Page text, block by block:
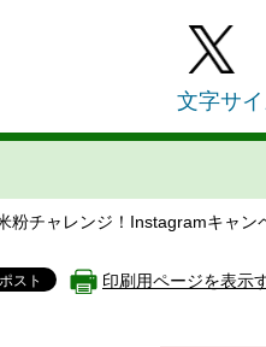
文字サ
チャレンジ！Instagramキャン
印刷用ページを表示